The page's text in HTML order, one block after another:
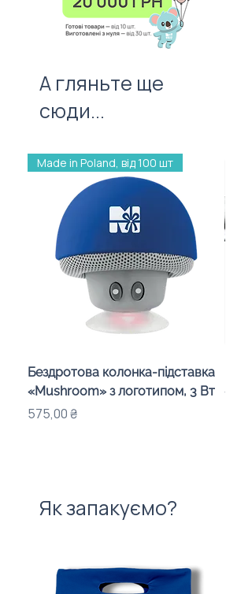
А гляньте ще
сюди...
Made in Poland, від 100 шт
Бездротова колонка-підставка
«Mushroom» з логотипом, 3 Вт
Ціна
575,00 ₴
Як запакуємо?